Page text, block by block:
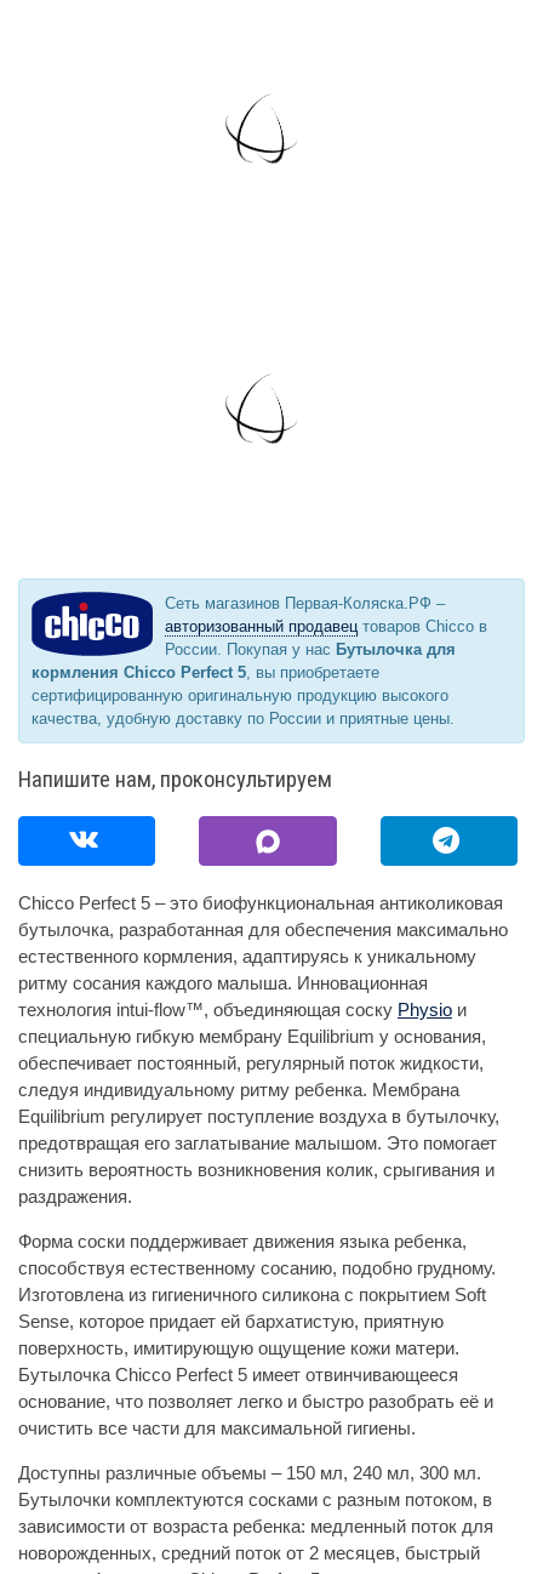
Сеть магазинов Первая-Коляска.РФ –
авторизованный продавец товаров Chicco в
России. Покупая у нас Бутылочка для
кормления Chicco Perfect 5 , вы приобретаете
сертифицированную оригинальную продукцию высокого
качества, удобную доставку по России и приятные цены.
Напишите нам, проконсультируем
Chicco Perfect 5 – это биофункциональная антиколиковая
бутылочка, разработанная для обеспечения максимально
естественного кормления, адаптируясь к уникальному
ритму сосания каждого малыша. Инновационная
технология intui-flow™, объединяющая соску Physio и
специальную гибкую мембрану Equilibrium у основания,
обеспечивает постоянный, регулярный поток жидкости,
следуя индивидуальному ритму ребенка. Мембрана
Equilibrium регулирует поступление воздуха в бутылочку,
предотвращая его заглатывание малышом. Это помогает
снизить вероятность возникновения колик, срыгивания и
раздражения.
Форма соски поддерживает движения языка ребенка,
способствуя естественному сосанию, подобно грудному.
Изготовлена из гигиеничного силикона с покрытием Soft
Sense, которое придает ей бархатистую, приятную
поверхность, имитирующую ощущение кожи матери.
Бутылочка Chicco Perfect 5 имеет отвинчивающееся
основание, что позволяет легко и быстро разобрать её и
очистить все части для максимальной гигиены.
Доступны различные объемы – 150 мл, 240 мл, 300 мл.
Бутылочки комплектуются сосками с разным потоком, в
зависимости от возраста ребенка: медленный поток для
новорожденных, средний поток от 2 месяцев, быстрый